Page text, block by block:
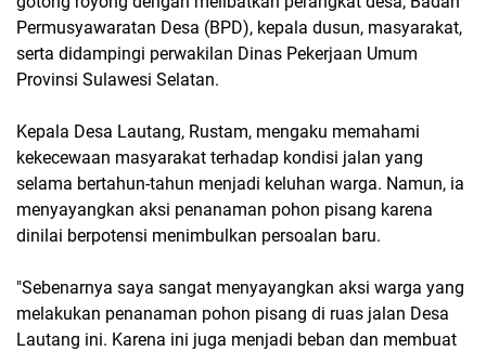
Permusyawaratan Desa (BPD), kepala dusun, masyarakat,
serta didampingi perwakilan Dinas Pekerjaan Umum
Provinsi Sulawesi Selatan.
Kepala Desa Lautang, Rustam, mengaku memahami
kekecewaan masyarakat terhadap kondisi jalan yang
selama bertahun-tahun menjadi keluhan warga. Namun, ia
menyayangkan aksi penanaman pohon pisang karena
dinilai berpotensi menimbulkan persoalan baru.
"Sebenarnya saya sangat menyayangkan aksi warga yang
melakukan penanaman pohon pisang di ruas jalan Desa
Lautang ini. Karena ini juga menjadi beban dan membuat